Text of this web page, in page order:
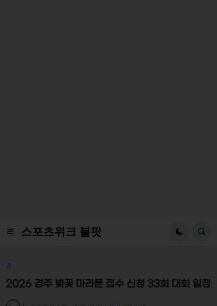
스포츠위크 블팟
홈
2026 경주 벚꽃 마라톤 접수 신청 33회 대회 일정